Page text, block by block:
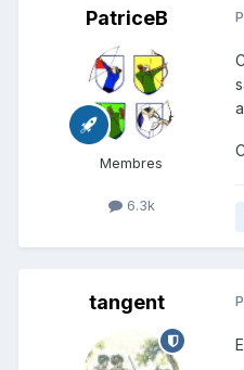
PatriceB
Membres
6.3k
tangent